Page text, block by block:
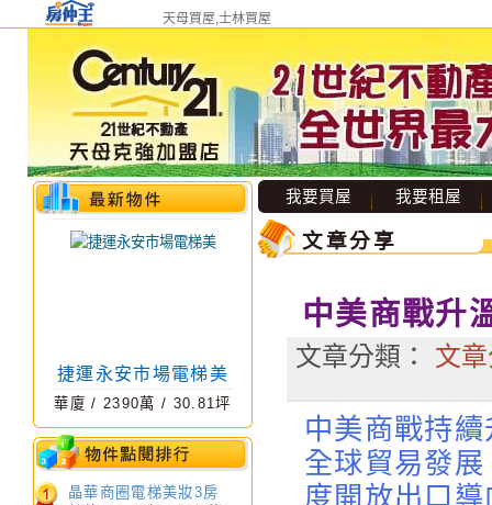
天母買屋,士林買屋
天母透天店面
透天厝/11800萬 /
42.79坪
捷運永安市場電梯美
華廈 / 2390萬 / 30.81坪
晶華商圈電梯美妝3房
我要買屋 我要租屋
文章分享
中美商戰升
文章分類： 文
中美商戰持
全球貿易發
度開放出口